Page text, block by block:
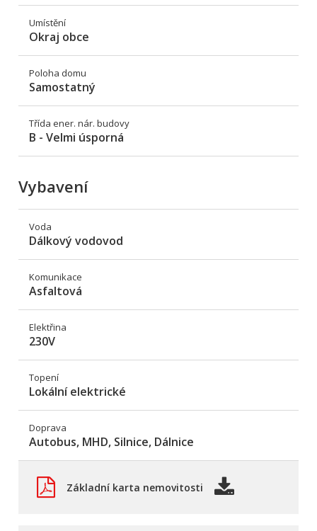
Umístění
Okraj obce
Poloha domu
Samostatný
Třída ener. nár. budovy
B - Velmi úsporná
Vybavení
Voda
Dálkový vodovod
Komunikace
Asfaltová
Elektřina
230V
Topení
Lokální elektrické
Doprava
Autobus, MHD, Silnice, Dálnice
Základní karta nemovitosti